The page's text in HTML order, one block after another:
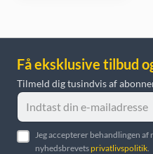
Få eksklusive tilbud
Tilmeld dig tusindvis af
Jeg accepterer behandlingen
nyhedsbrevetsprivatlivspolitik